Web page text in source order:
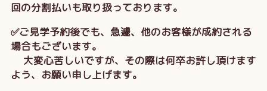
回の分割払いも取り扱っております。
✅ご見学予約後でも、急遽、他のお客様が成約される
場合もございます。
大変心苦しいですが、その際は何卒お許し頂けます
よう、お願い申し上げます。